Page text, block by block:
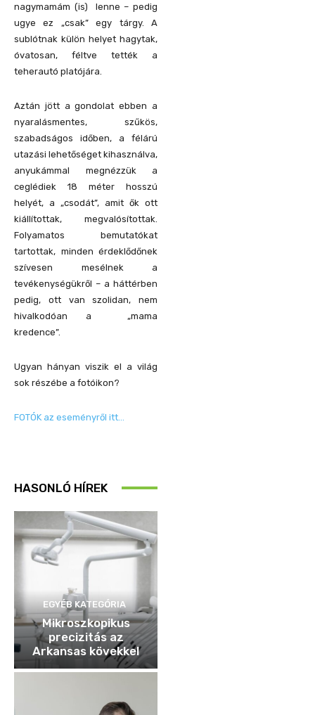
nagymamám (is) lenne – pedig
ugye ez „csak” egy tárgy. A
sublótnak külön helyet hagytak,
óvatosan, féltve tették a
teherautó platójára.
Aztán jött a gondolat ebben a
nyaralásmentes, szűkös,
szabadságos időben, a félárú
utazási lehetőséget kihasználva,
anyukámmal megnézzük a
ceglédiek 18 méter hosszú
helyét, a „csodát”, amit ők ott
kiállítottak, megvalósítottak.
Folyamatos bemutatókat
tartottak, minden érdeklődőnek
szívesen mesélnek a
tevékenységükről – a háttérben
pedig, ott van szolidan, nem
hivalkodóan a „mama
kredence”.
Ugyan hányan viszik el a világ
sok részébe a fotóikon?
FOTÓK az eseményről itt…
HASONLÓ HÍREK
EGYÉB KATEGÓRIA
Mikroszkopikus
precizitás az
Arkansas kövekkel